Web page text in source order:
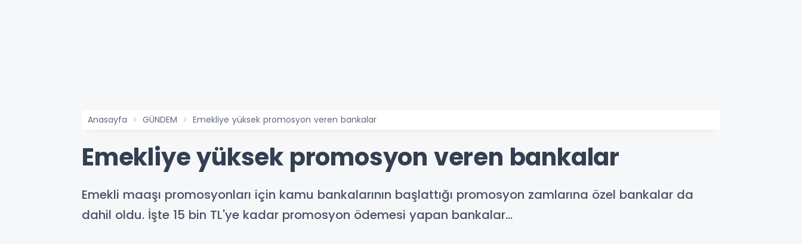
Anasayfa GÜNDEM Emekliye yüksek promosyon veren bankalar
Emekliye yüksek promosyon veren bankalar
Emekli maaşı promosyonları için kamu bankalarının başlattığı promosyon zamlarına özel bankalar da
dahil oldu. İşte 15 bin TL'ye kadar promosyon ödemesi yapan bankalar...